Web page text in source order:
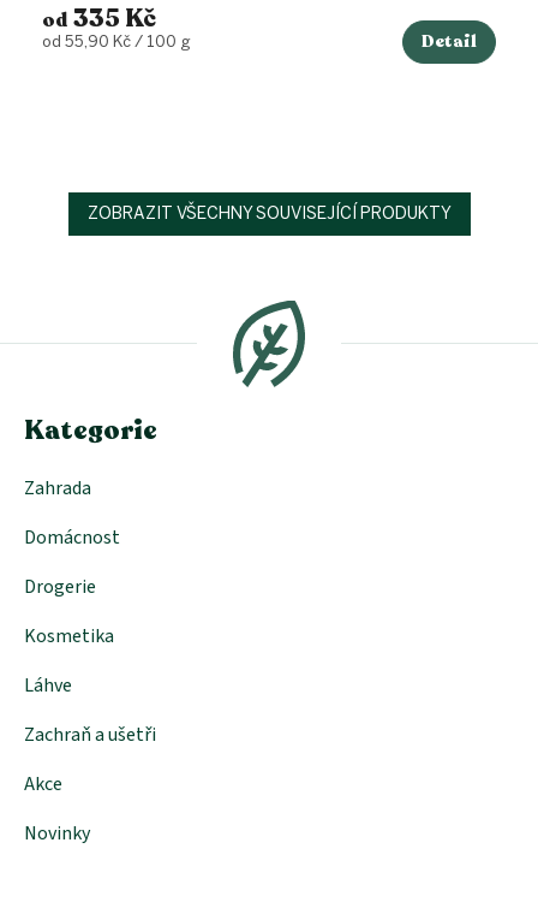
od 335 Kč
Měrná
od 55,90 Kč / 100 g Detail
ZOBRAZIT VŠECHNY SOUVISEJÍCÍ PRODUKTY
a
Kategorie
Zahrada
Domácnost
Drogerie
Kosmetika
Láhve
Zachraň a ušetři
Akce
Novinky